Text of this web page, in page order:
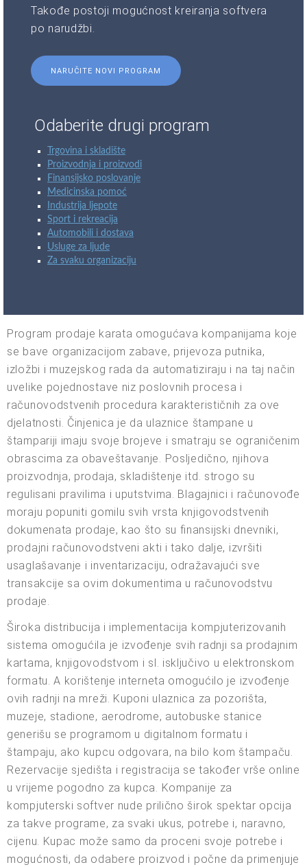
Takođe postoji mogućnost kreiranja softvera
po narudžbi.
NARUČITE NOVI PROGRAM
Odaberite drugi program
Trgovina i skladište
Proizvodnja i proizvodi
Finansijsko poslovanje
Medicinska pomoć
Industrija ljepote
Sport i rekreacija
Automobili i dostava
Usluge za ljude
Za svaku organizaciju
Program prodaje karata omogućava kompanijama koje
se bave organizacijom zabave, prijevoza putnika,
izložbi i muzejskog rada da automatiziraju i na taj način
uvelike pojednostave niz poslovnih procesa i
računovodstvenih procedura karakterističnih za ove
djelatnosti. Činjenica je da ulaznice štampane u
štampariji imaju svoje brojeve i smatraju se ograničenim
obrascima za obaveštavanje. Posljedično, njihova
proizvodnja, prodaja, skladištenje itd. strogo su
regulisani pravilima i uputstvima. Blagajnici i računovođe
moraju popuniti gomilu svih vrsta knjigovodstvenih
dokumenata prodaje, kao što su finansijski dnevniki,
prodajni računovodstveni akti i tako dalje, izvršiti
usaglašavanje i inventarizaciju, odražavajući sve
transakcije sa ovim dokumentima u računovodstvu
prodaje.
Široka distribucija i implementacija kompjuterizovanih
sistema omogućila je izvođenje svih radnji sa prodajnim
kartama, knjigovodstvom i sl. isključivo u elektronskom
formatu. A korištenje interneta omogućilo je izvođenje
ovih radnji na mreži. Kuponi ulaznica za pozorišta,
muzeje, stadione, aerodrome, autobuske stanice
generišu se programom u digitalnom formatu i
štampaju, ako kupcu odgovara, na bilo kom štampaču.
Rezervacije sjedišta i registracija se također vrše online
u vrijeme pogodno za kupca. Kompanije za
kompjuterski softver nude prilično širok spektar opcija
za takve programe, za svaki ukus, potrebe i, naravno,
cijenu. Kupac može samo da proceni svoje potrebe i
mogućnosti, da odabere proizvod i počne da primenjuje